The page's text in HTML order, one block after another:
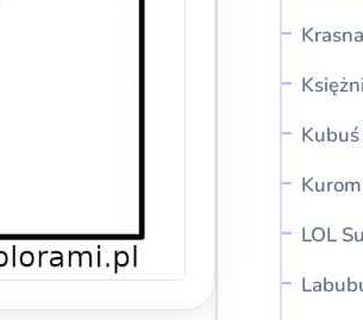
LOL